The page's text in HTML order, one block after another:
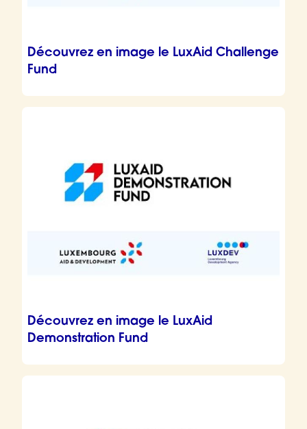
Découvrez en image le LuxAid Challenge
Fund
Découvrez en image le LuxAid
Demonstration Fund